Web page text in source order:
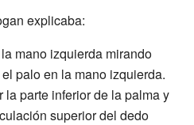
explicaba:
mano izquierda mirando
palo en la mano izquierda.
parte inferior de la palma y
superior del dedo